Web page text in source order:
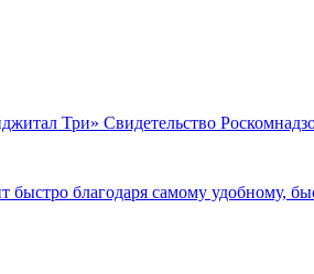
Три» Свидетельство
быстро благодаря самому удобному,